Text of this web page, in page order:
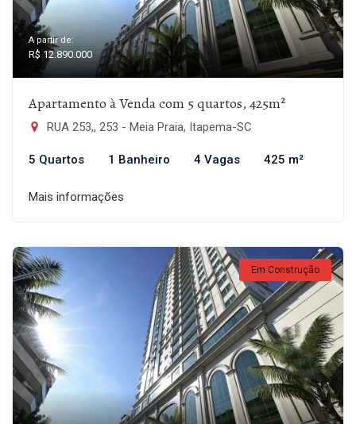
A partir de:
R$ 12.890.000
Apartamento à Venda com 5 quartos, 425m²
RUA 253,, 253 - Meia Praia, Itapema-SC
5 Quartos 1 Banheiro 4 Vagas 425 m²
Mais informações
Em Construção